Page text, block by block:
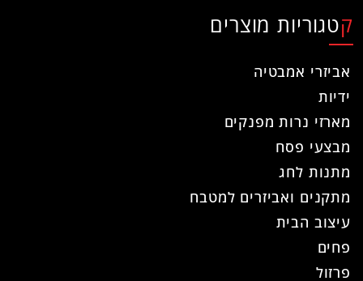
קטגוריות מוצרים
אביזרי אמבטיה
ידיות
מארזי נרות מפנקים
מבצעי פסח
מתנות לחג
מתקנים ואביזרים למטבח
עיצוב הבית
פחים
פרזול